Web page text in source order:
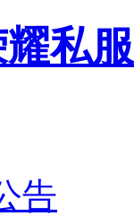
私服
告